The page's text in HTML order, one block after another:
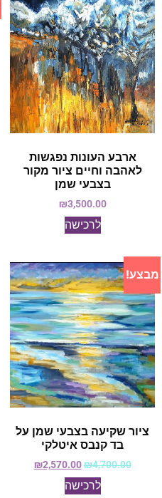
ארבע העונות נפגשות
לאהבה וחיים ציור מקור
בצבעי שמן
₪3,500.00
לרכישה
מבצע!
ציור שקיעה בצבעי שמן על
בד קנבס איטלקי
₪4,700.00
₪2,570.00
לרכישה